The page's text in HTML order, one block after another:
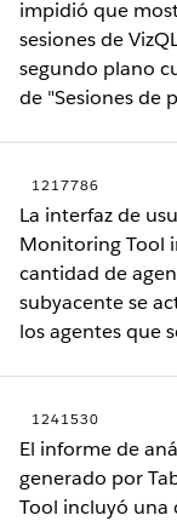
impidió que
sesiones de
segundo plano
de "Sesiones de
1217786
La interfaz de
Monitoring Tool
cantidad de
subyacente se
los agentes que
1241530
El informe de
generado por
Tool incluyó